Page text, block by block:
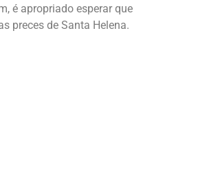
é apropriado esperar que
preces de Santa Helena.